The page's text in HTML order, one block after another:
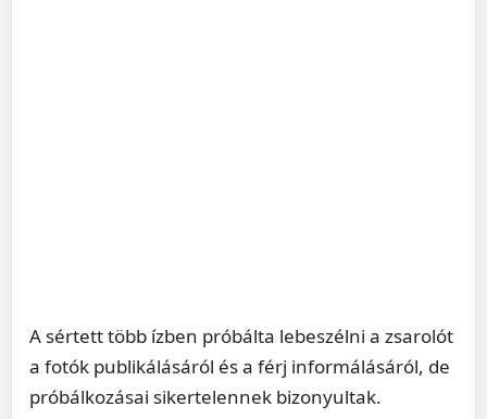
A sértett több ízben próbálta lebeszélni a zsarolót
a fotók publikálásáról és a férj informálásáról, de
próbálkozásai sikertelennek bizonyultak.